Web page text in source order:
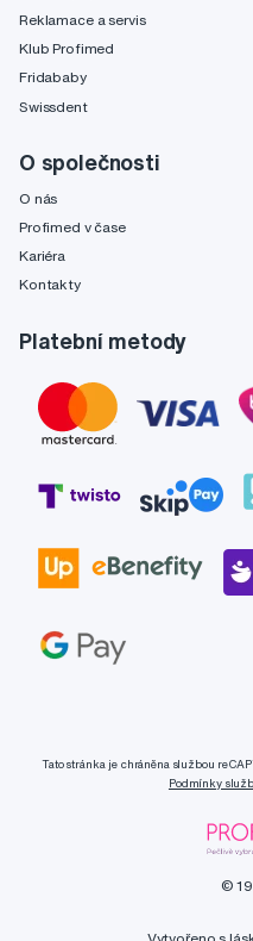
Reklamace a servis
Klub Profimed
Fridababy
Swissdent
O společnosti
O nás
Profimed v čase
Kariéra
Kontakty
Platební metody
Tato stránka je chráněna službou
Podmínky
©
Vytvořeno s